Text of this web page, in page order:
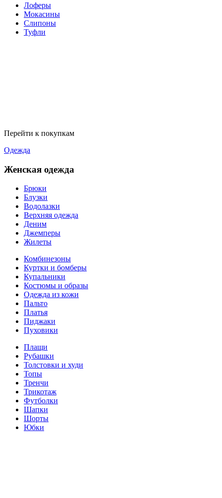
Лоферы
Мокасины
Слипоны
Туфли
Перейти к покупкам
Одежда
Женская одежда
Брюки
Блузки
Водолазки
Верхняя одежда
Деним
Джемперы
Жилеты
Комбинезоны
Куртки и бомберы
Купальники
Костюмы и образы
Одежда из кожи
Пальто
Платья
Пиджаки
Пуховики
Плащи
Рубашки
Толстовки и худи
Топы
Тренчи
Трикотаж
Футболки
Шапки
Шорты
Юбки